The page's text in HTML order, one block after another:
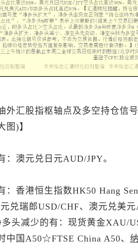
外汇股指枢轴点及多空持仓信
图)】
：澳元兑日元AUD/JPY。
：香港恒生指数HK50 Hang
兑瑞郎USD/CHF、 澳元兑美元
头减少的有： 现货黄金XAU/
中国A50☆FTSE China A50、